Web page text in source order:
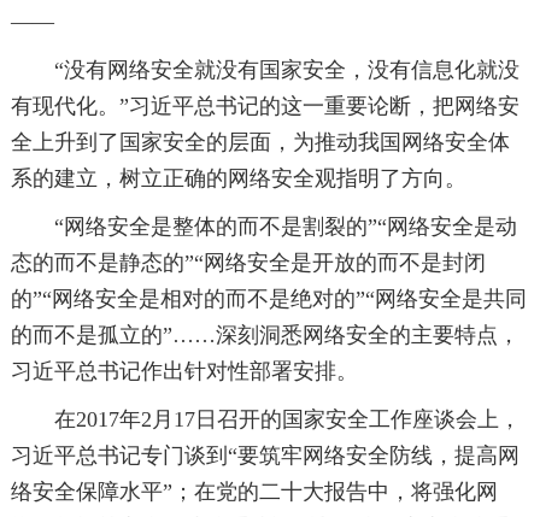
——
“没有网络安全就没有国家安全，没有信息化就没
有现代化。”习近平总书记的这一重要论断，把网络安
全上升到了国家安全的层面，为推动我国网络安全体
系的建立，树立正确的网络安全观指明了方向。
“网络安全是整体的而不是割裂的”“网络安全是动
态的而不是静态的”“网络安全是开放的而不是封闭
的”“网络安全是相对的而不是绝对的”“网络安全是共同
的而不是孤立的”……深刻洞悉网络安全的主要特点，
习近平总书记作出针对性部署安排。
在2017年2月17日召开的国家安全工作座谈会上，
习近平总书记专门谈到“要筑牢网络安全防线，提高网
络安全保障水平”；在党的二十大报告中，将强化网